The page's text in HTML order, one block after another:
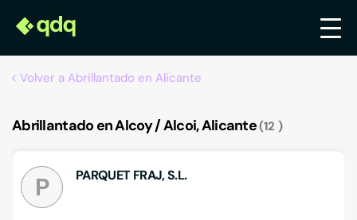
Volver a Abrillantado en Alicante
Abrillantado en Alcoy / Alcoi, Alicante 12
P PARQUET FRAJ, S.L.